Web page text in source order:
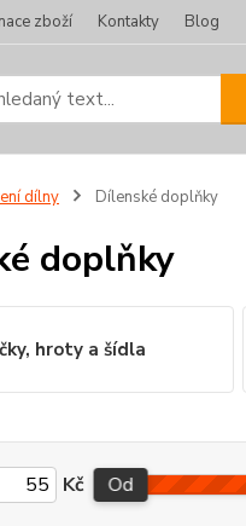
zboží Kontakty Blog
dílny Dílenské doplňky
doplňky
hroty a šídla
Kč Od